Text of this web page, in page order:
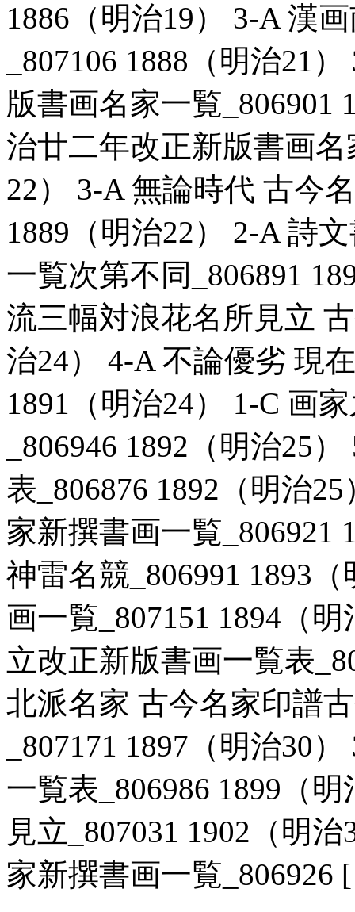
1886（明治19） 3-A 漢
_807106 1888（明治21
版書画名家一覧_806901
治廿二年改正新版書画名
22） 3-A 無論時代 古今
1889（明治22） 2-A 詩
一覧次第不同_806891
流三幅対浪花名所見立
治24） 4-A 不論優劣 現
1891（明治24） 1-C 画
_806946 1892（明治25
表_806876 1892（明治
家新撰書画一覧_806921
神雷名競_806991 1893
画一覧_807151 1894（
立改正新版書画一覧表
北派名家 古今名家印譜
_807171 1897（明治30
一覧表_806986 1899（
見立_807031 1902（明
家新撰書画一覧